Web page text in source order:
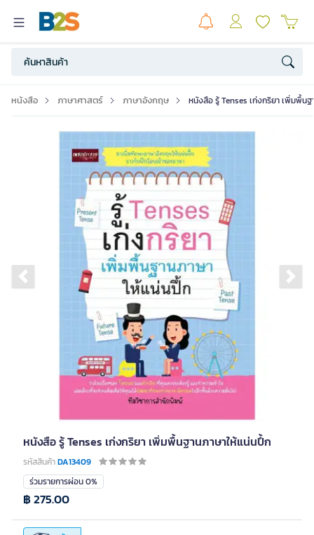
หนังสือ ภาษาศาสตร์ ภาษาอังกฤษ หนังสือ รู้ Tenses เก่งกริยา เพิ่มพื้น
Previous slide
หนังสือ รู้ Tenses เก่งกริยา เพิ่มพื้นฐานภาษาให้แน่นปึ้ก
รหัสสินค้าDA13409
ร่วมรายการผ่อน 0%
฿ 275.00